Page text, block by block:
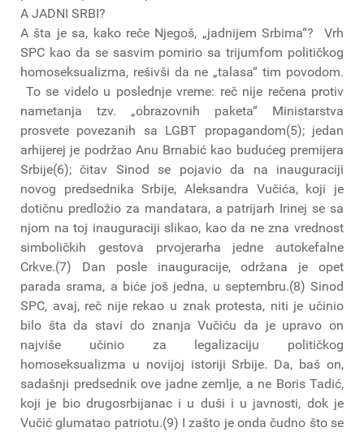
A JADNI SRBI?
A šta je sa, kako reče Njegoš, „jadnijem Srbima“? Vrh
SPC kao da se sasvim pomirio sa trijumfom političkog
homoseksualizma, rešivši da ne „talasa“ tim povodom.
To se videlo u poslednje vreme: reč nije rečena protiv
nametanja tzv. „obrazovnih paketa“ Ministarstva
prosvete povezanih sa LGBT propagandom(5); jedan
arhijerej je podržao Anu Brnabić kao budućeg premijera
Srbije(6); čitav Sinod se pojavio da na inauguraciji
novog predsednika Srbije, Aleksandra Vučića, koji je
dotičnu predložio za mandatara, a patrijarh Irinej se sa
njom na toj inauguraciji slikao, kao da ne zna vrednost
simboličkih gestova prvojerarha jedne autokefalne
Crkve.(7) Dan posle inauguracije, održana je opet
parada srama, a biće još jedna, u septembru.(8) Sinod
SPC, avaj, reč nije rekao u znak protesta, niti je učinio
bilo šta da stavi do znanja Vučiću da je upravo on
najviše učinio za legalizaciju političkog
homoseksualizma u novijoj istoriji Srbije. Da, baš on,
sadašnji predsednik ove jadne zemlje, a ne Boris Tadić,
koji je bio drugosrbijanac i u duši i u javnosti, dok je
Vučić glumatao patriotu.(9) I zašto je onda čudno što se